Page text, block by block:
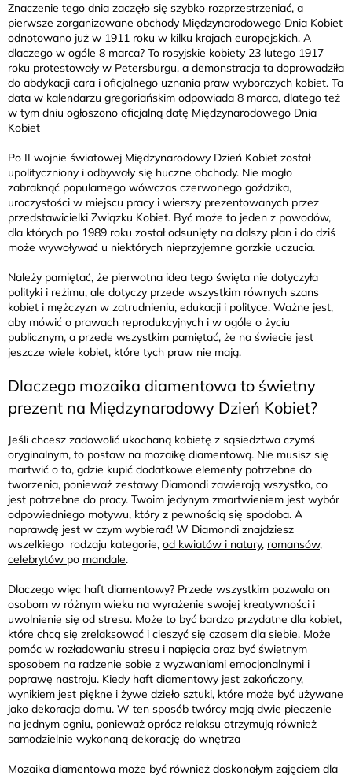
Znaczenie tego dnia zaczęło się szybko rozprzestrzeniać, a
pierwsze zorganizowane obchody Międzynarodowego Dnia Kobiet
odnotowano już w 1911 roku w kilku krajach europejskich. A
dlaczego w ogóle 8 marca? To rosyjskie kobiety 23 lutego 1917
roku protestowały w Petersburgu, a demonstracja ta doprowadziła
do abdykacji cara i oficjalnego uznania praw wyborczych kobiet. Ta
data w kalendarzu gregoriańskim odpowiada 8 marca, dlatego też
w tym dniu ogłoszono oficjalną datę Międzynarodowego Dnia
Kobiet
Po II wojnie światowej Międzynarodowy Dzień Kobiet został
upolityczniony i odbywały się huczne obchody. Nie mogło
zabraknąć popularnego wówczas czerwonego goździka,
uroczystości w miejscu pracy i wierszy prezentowanych przez
przedstawicielki Związku Kobiet. Być może to jeden z powodów,
dla których po 1989 roku został odsunięty na dalszy plan i do dziś
może wywoływać u niektórych nieprzyjemne gorzkie uczucia.
Należy pamiętać, że pierwotna idea tego święta nie dotyczyła
polityki i reżimu, ale dotyczy przede wszystkim równych szans
kobiet i mężczyzn w zatrudnieniu, edukacji i polityce. Ważne jest,
aby mówić o prawach reprodukcyjnych i w ogóle o życiu
publicznym, a przede wszystkim pamiętać, że na świecie jest
jeszcze wiele kobiet, które tych praw nie mają.
Dlaczego mozaika diamentowa to świetny
prezent na Międzynarodowy Dzień Kobiet?
Jeśli chcesz zadowolić ukochaną kobietę z sąsiedztwa czymś
oryginalnym, to postaw na mozaikę diamentową. Nie musisz się
martwić o to, gdzie kupić dodatkowe elementy potrzebne do
tworzenia, ponieważ zestawy Diamondi zawierają wszystko, co
jest potrzebne do pracy. Twoim jedynym zmartwieniem jest wybór
odpowiedniego motywu, który z pewnością się spodoba. A
naprawdę jest w czym wybierać! W Diamondi znajdziesz
wszelkiego rodzaju kategorie, od kwiatów i natury, romansów,
celebrytów po mandale.
Dlaczego więc haft diamentowy? Przede wszystkim pozwala on
osobom w różnym wieku na wyrażenie swojej kreatywności i
uwolnienie się od stresu. Może to być bardzo przydatne dla kobiet,
które chcą się zrelaksować i cieszyć się czasem dla siebie. Może
pomóc w rozładowaniu stresu i napięcia oraz być świetnym
sposobem na radzenie sobie z wyzwaniami emocjonalnymi i
poprawę nastroju. Kiedy haft diamentowy jest zakończony,
wynikiem jest piękne i żywe dzieło sztuki, które może być używane
jako dekoracja domu. W ten sposób twórcy mają dwie pieczenie
na jednym ogniu, ponieważ oprócz relaksu otrzymują również
samodzielnie wykonaną dekorację do wnętrza
Mozaika diamentowa może być również doskonałym zajęciem dla